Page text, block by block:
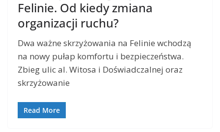
Felinie. Od kiedy zmiana
organizacji ruchu?
Dwa ważne skrzyżowania na Felinie wchodzą
na nowy pułap komfortu i bezpieczeństwa.
Zbieg ulic al. Witosa i Doświadczalnej oraz
skrzyżowanie
Read More